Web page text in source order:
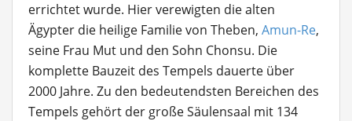
errichtet wurde. Hier verewigten die alten
Ägypter die heilige Familie von Theben, Amun-Re,
seine Frau Mut und den Sohn Chonsu. Die
komplette Bauzeit des Tempels dauerte über
2000 Jahre. Zu den bedeutendsten Bereichen des
Tempels gehört der große Säulensaal mit 134